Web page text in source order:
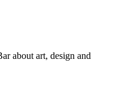
about art, design and